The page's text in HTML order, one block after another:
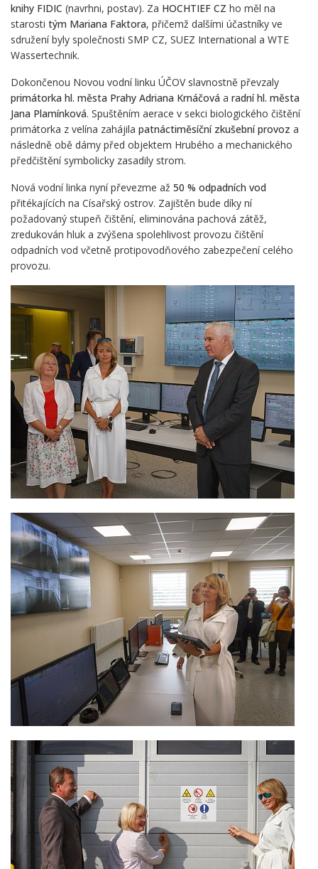
knihy FIDIC (navrhni, postav). Za HOCHTIEF CZ ho měl na
starosti tým Mariana Faktora, přičemž dalšími účastníky ve
sdružení byly společnosti SMP CZ, SUEZ International a WTE
Wassertechnik.
Dokončenou Novou vodní linku ÚČOV slavnostně převzaly
primátorka hl. města Prahy Adriana Krnáčová a radní hl. města
Jana Plamínková. Spuštěním aerace v sekci biologického čištění
primátorka z velína zahájila patnáctiměsíční zkušební provoz a
následně obě dámy před objektem Hrubého a mechanického
předčištění symbolicky zasadily strom.
Nová vodní linka nyní převezme až 50 % odpadních vod
přitékajících na Císařský ostrov. Zajištěn bude díky ní
požadovaný stupeň čištění, eliminována pachová zátěž,
zredukován hluk a zvýšena spolehlivost provozu čištění
odpadních vod včetně protipovodňového zabezpečení celého
provozu.